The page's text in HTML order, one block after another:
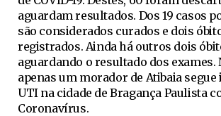
aguardam resultados. Dos 19 casos
são considerados curados e dois
registrados. Ainda há outros dois
aguardando o resultado dos exames.
apenas um morador de Atibaia
UTI na cidade de Bragança Paulista
Coronavírus.